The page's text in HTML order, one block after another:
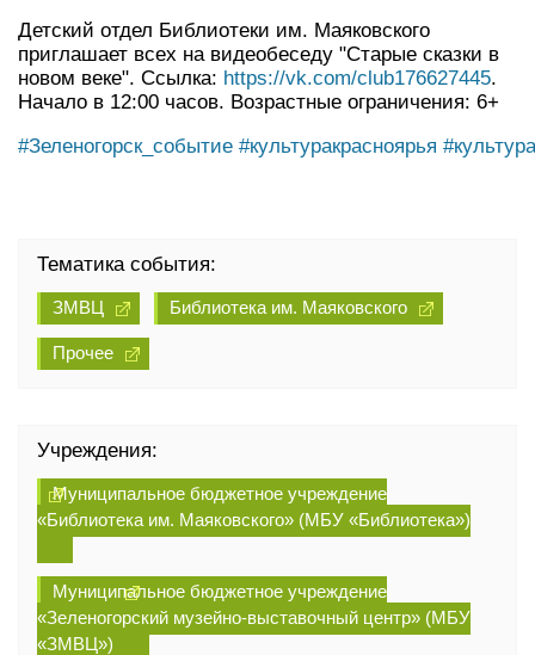
Детский отдел Библиотеки им. Маяковского
приглашает всех на видеобеседу "Старые сказки в
новом веке". Ссылка: https://vk.com/club176627445.
Начало в 12:00 часов. Возрастные ограничения: 6+
#Зеленогорск_событие #культуракрасноярья
Тематика события:
ЗМВЦ Библиотека им. Маяковского
Прочее
Учреждения:
Муниципальное бюджетное учреждение
«Библиотека им. Маяковского» (МБУ «Библиотека»)
Муниципальное бюджетное учреждение
«Зеленогорский музейно-выставочный центр» (МБУ
«ЗМВЦ»)